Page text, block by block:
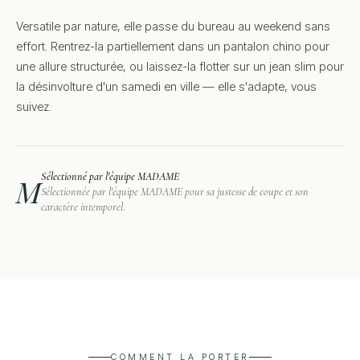
Versatile par nature, elle passe du bureau au weekend sans
effort. Rentrez-la partiellement dans un pantalon chino pour
une allure structurée, ou laissez-la flotter sur un jean slim pour
la désinvolture d'un samedi en ville — elle s'adapte, vous
suivez.
MSélectionné par l'équipe MADAME
Sélectionnée par l'équipe MADAME pour sa justesse de coupe et son
caractère intemporel.
COMMENT LA PORTER